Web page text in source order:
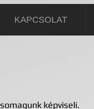
KAPCSOLAT
képviseli.